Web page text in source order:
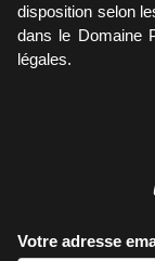
disposition selon
dans le Domaine
légales.
Votre adresse